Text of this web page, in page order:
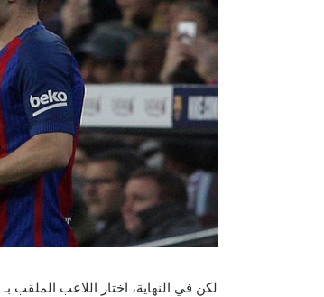
لكن في النهاية، اختار اللاعب الملقب